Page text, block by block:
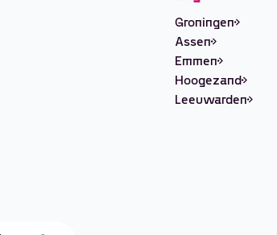
Groningen
Assen
Emmen
Hoogezand
Leeuwarden